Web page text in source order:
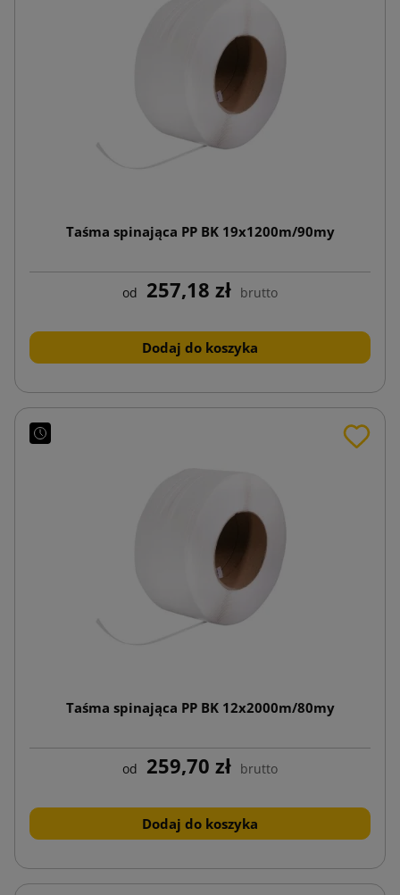
Taśma spinająca PP BK 19x1200m/90my
od 257,18 zł brutto
Dodaj do koszyka
Taśma spinająca PP BK 12x2000m/80my
od 259,70 zł brutto
Dodaj do koszyka